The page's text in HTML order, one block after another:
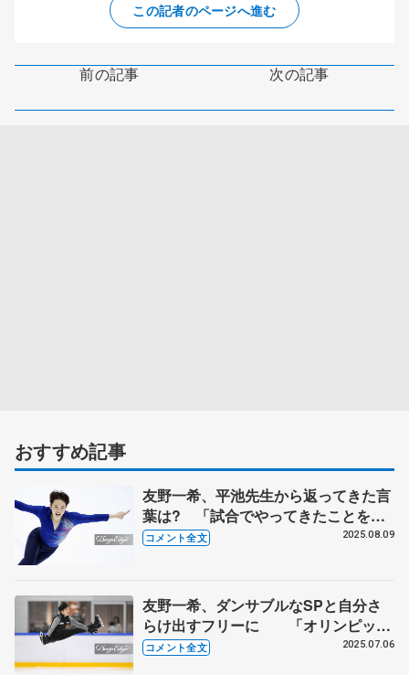
この記者のページへ進む
前の記事 次の記事
おすすめ記事
友野一希、平池先生から返ってきた言
葉は? 「試合でやってきたことを出
せるかに集中」 【サマーカップ男子
コメント全文 2025.08.09
友野一希、ダンサブルなSPと自分さ
らけ出すフリーに 「オリンピック
行けるっていう自信、結構出てきた」
コメント全文 2025.07.06